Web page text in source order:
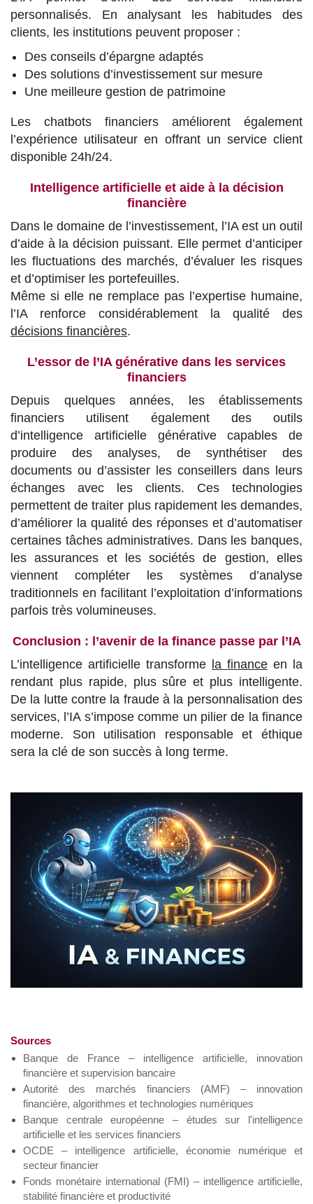
personnalisés. En analysant les habitudes des
clients, les institutions peuvent proposer :
Des conseils d’épargne adaptés
Des solutions d’investissement sur mesure
Une meilleure gestion de patrimoine
Les chatbots financiers améliorent également
l’expérience utilisateur en offrant un service client
disponible 24h/24.
Intelligence artificielle et aide à la décision
financière
Dans le domaine de l’investissement, l’IA est un outil
d’aide à la décision puissant. Elle permet d’anticiper
les fluctuations des marchés, d’évaluer les risques
et d’optimiser les portefeuilles.
Même si elle ne remplace pas l’expertise humaine,
l’IA renforce considérablement la qualité des
décisions financières.
L’essor de l’IA générative dans les services
financiers
Depuis quelques années, les établissements
financiers utilisent également des outils
d’intelligence artificielle générative capables de
produire des analyses, de synthétiser des
documents ou d’assister les conseillers dans leurs
échanges avec les clients. Ces technologies
permettent de traiter plus rapidement les demandes,
d’améliorer la qualité des réponses et d’automatiser
certaines tâches administratives. Dans les banques,
les assurances et les sociétés de gestion, elles
viennent compléter les systèmes d’analyse
traditionnels en facilitant l’exploitation d’informations
parfois très volumineuses.
Conclusion : l’avenir de la finance passe par l’IA
L’intelligence artificielle transforme la finance en la
rendant plus rapide, plus sûre et plus intelligente.
De la lutte contre la fraude à la personnalisation des
services, l’IA s’impose comme un pilier de la finance
moderne. Son utilisation responsable et éthique
sera la clé de son succès à long terme.
Sources
Banque de France – intelligence artificielle, innovation
financière et supervision bancaire
Autorité des marchés financiers (AMF) – innovation
financière, algorithmes et technologies numériques
Banque centrale européenne – études sur l'intelligence
artificielle et les services financiers
OCDE – intelligence artificielle, économie numérique et
secteur financier
Fonds monétaire international (FMI) – intelligence artificielle,
stabilité financière et productivité